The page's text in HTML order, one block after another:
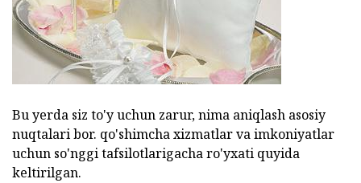
Bu yerda siz to'y uchun zarur, nima aniqlash asosiy
nuqtalari bor. qo'shimcha xizmatlar va imkoniyatlar
uchun so'nggi tafsilotlarigacha ro'yxati quyida
keltirilgan.